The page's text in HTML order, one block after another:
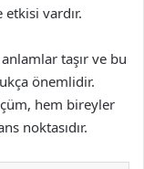
vardır.
taşır ve bu
önemlidir.
hem bireyler
noktasıdır.